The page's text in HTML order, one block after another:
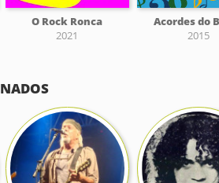
O Rock Ronca
2021
Acordes do
2015